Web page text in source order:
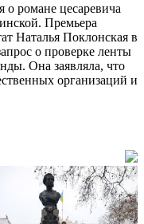
о романе цесаревича
Премьера
Наталья Поклонская в
о проверке ленты
Она заявляла, что
организаций и